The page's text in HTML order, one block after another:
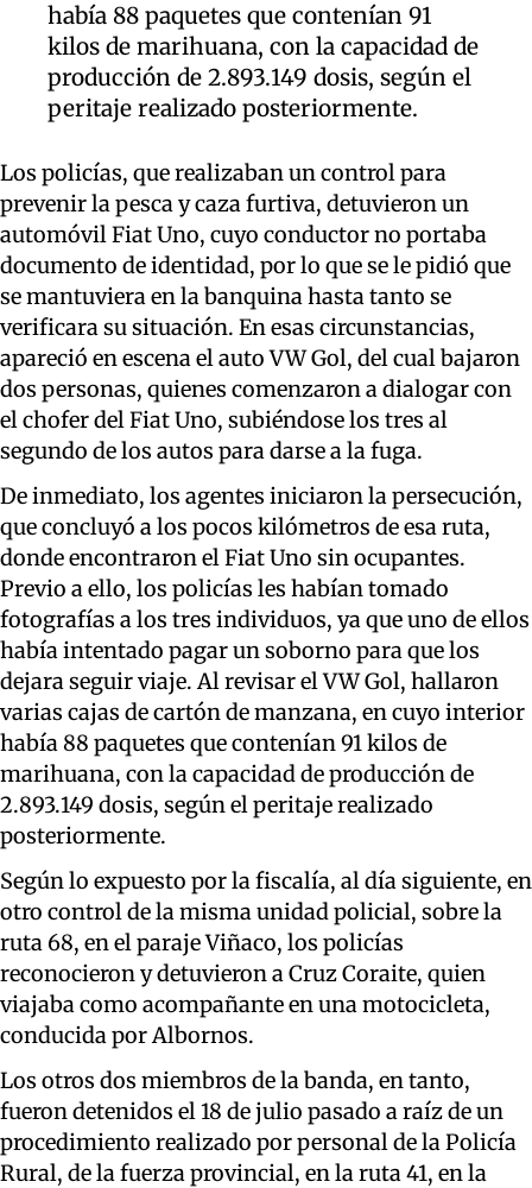
había 88 paquetes que contenían 91
kilos de marihuana, con la capacidad de
producción de 2.893.149 dosis, según el
peritaje realizado posteriormente.
Los policías, que realizaban un control para
prevenir la pesca y caza furtiva, detuvieron un
automóvil Fiat Uno, cuyo conductor no portaba
documento de identidad, por lo que se le pidió que
se mantuviera en la banquina hasta tanto se
verificara su situación. En esas circunstancias,
apareció en escena el auto VW Gol, del cual bajaron
dos personas, quienes comenzaron a dialogar con
el chofer del Fiat Uno, subiéndose los tres al
segundo de los autos para darse a la fuga.
De inmediato, los agentes iniciaron la persecución,
que concluyó a los pocos kilómetros de esa ruta,
donde encontraron el Fiat Uno sin ocupantes.
Previo a ello, los policías les habían tomado
fotografías a los tres individuos, ya que uno de ellos
había intentado pagar un soborno para que los
dejara seguir viaje. Al revisar el VW Gol, hallaron
varias cajas de cartón de manzana, en cuyo interior
había 88 paquetes que contenían 91 kilos de
marihuana, con la capacidad de producción de
2.893.149 dosis, según el peritaje realizado
posteriormente.
Según lo expuesto por la fiscalía, al día siguiente, en
otro control de la misma unidad policial, sobre la
ruta 68, en el paraje Viñaco, los policías
reconocieron y detuvieron a Cruz Coraite, quien
viajaba como acompañante en una motocicleta,
conducida por Albornos.
Los otros dos miembros de la banda, en tanto,
fueron detenidos el 18 de julio pasado a raíz de un
procedimiento realizado por personal de la Policía
Rural, de la fuerza provincial, en la ruta 41, en la